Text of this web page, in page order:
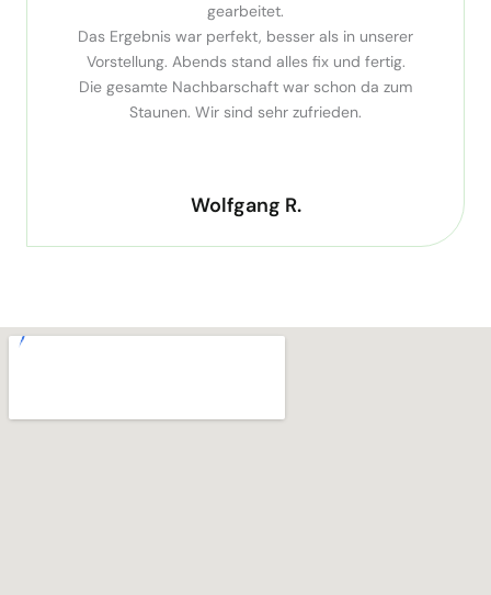
gearbeitet.
Das Ergebnis war perfekt, besser als in unserer
Vorstellung. Abends stand alles fix und fertig.
Die gesamte Nachbarschaft war schon da zum
Staunen. Wir sind sehr zufrieden.
Wolfgang R.